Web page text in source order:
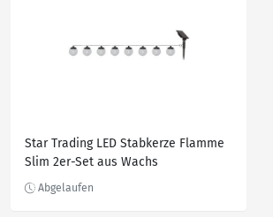
Star Trading LED Stabkerze Flamme
Slim 2er-Set aus Wachs